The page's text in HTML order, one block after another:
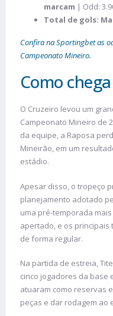
marcam | Odd:
Total de gols:
Confira na Sportingbet as
Campeonato Mineiro.
Como
O Cruzeiro levou um
Campeonato Mineiro de
da equipe, a Raposa
Mineirão, em um
estádio.
Apesar disso, o tropeço
planejamento adotado
uma pré-temporada
apertado, e os
de forma regular.
Na partida de estreia,
cinco jogadores da base
atuaram como reservas
peças e dar rodagem ao